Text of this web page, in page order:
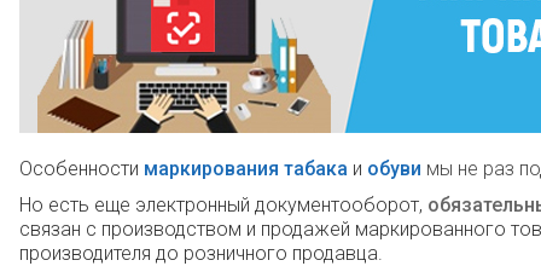
Особенности маркирования табака и обуви мы не раз
Но есть еще электронный документооборот,
связан с производством и продажей маркированного
производителя до розничного продавца.